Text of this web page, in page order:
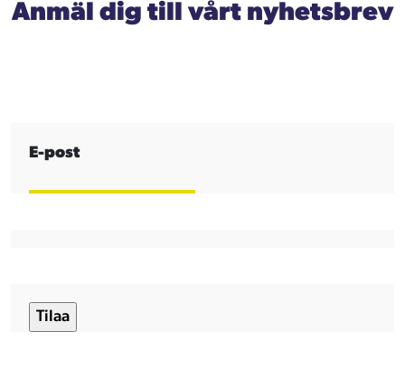
Anmäl dig till vårt nyhetsbrev
E-post